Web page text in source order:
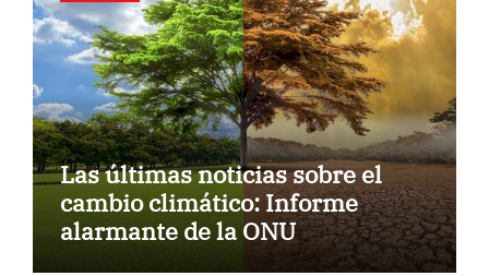
Las últimas noticias sobre el
cambio climático: Informe
alarmante de la ONU